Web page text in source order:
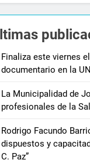
Finaliza este viernes
documentario en la
La Municipalidad de
profesionales de la
Rodrigo Facundo
dispuestos y
C. Paz”